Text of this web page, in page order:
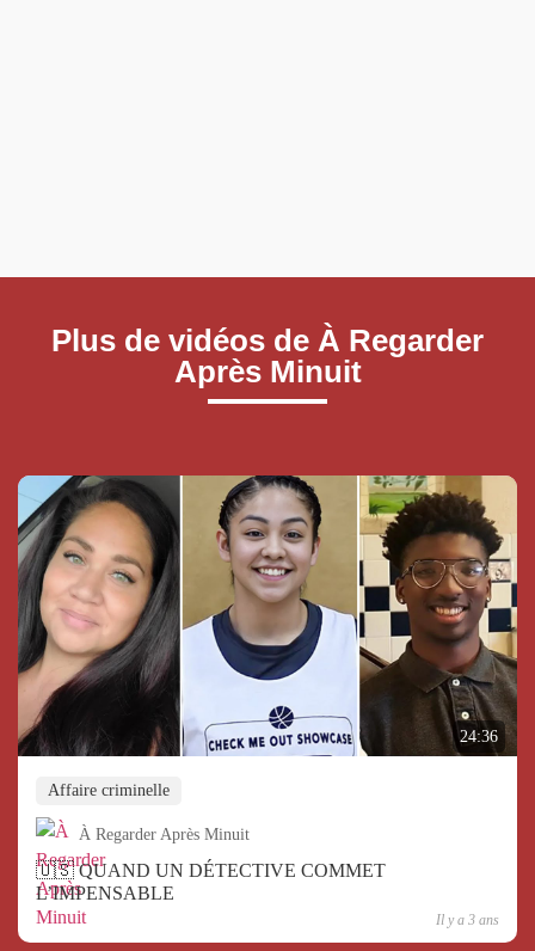
Plus de vidéos de À Regarder
Après Minuit
24:36
Affaire criminelle
À Regarder Après Minuit
🇺🇸 QUAND UN DÉTECTIVE COMMET
L’IMPENSABLE
Il y a 3 ans